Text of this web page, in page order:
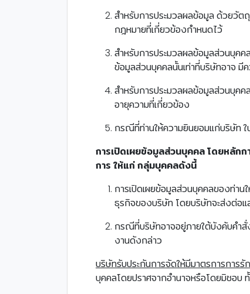
สำหรับการประมวลผลข้อมูล ด้วยวัต
กฎหมายที่เกี่ยวข้องกำหนดไว้
สำหรับการประมวลผลข้อมูลส่วนบุค
ข้อมูลส่วนบุคคลนั้นเท่าที่บริษัทอาจ มี
สำหรับการประมวลผลข้อมูลส่วนบุค
อายุความที่เกี่ยวข้อง
กรณีที่ท่านให้ความยินยอมแก่บริษัท ใ
การเปิดเผยข้อมูลส่วนบุคคล โดยหลัก
การ ให้แก่ กลุ่มบุคคลดังนี้
การเปิดเผยข้อมูลส่วนบุคคลของท่า
ธุรกิจของบริษัท โดยบริษัทจะส่งต่อแ
กรณีที่บริษัทอาจอยู่ภายใต้บังคับคำสั่
งานดังกล่าว
บริษัทรับประกันการจัดให้มีมาตรการการ
บุคคลโดยปราศจากอำนาจหรือโดยมิชอบ